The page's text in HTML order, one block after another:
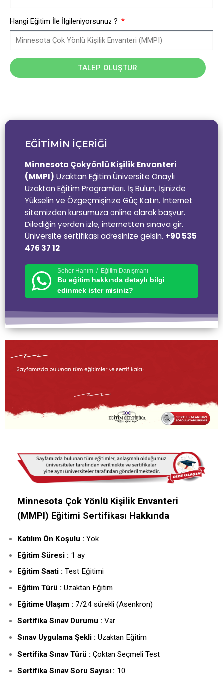
EĞİTİMİN İÇERİĞİ
Minnesota Çokyönlü Kişilik Envanteri
(MMPI) Uzaktan Eğitim Üniversite Onaylı
Uzaktan Eğitim Programları. İş Bulun, İşinizde
Yükselin ve Özgeçmişinize Güç Katın. İnternet
sitemizden kursumuza online olarak başvur.
Dilediğin yerden izle, internetten sınava gir.
Üniversite sertifikası adresinize gelsin. +90 535
476 37 12
Seher Hanım / Eğitim Danışmanı
Bu eğitim hakkında detaylı bilgi
edinmek ister misiniz?
Minnesota Çok Yönlü Kişilik Envanteri
(MMPI) Eğitimi Sertifikası Hakkında
Katılım Ön Koşulu : Yok
Eğitim Süresi : 1 ay
Eğitim Saati : Test Eğitimi
Eğitim Türü : Uzaktan Eğitim
Eğitime Ulaşım : 7/24 sürekli (Asenkron)
Sertifika Sınav Durumu : Var
Sınav Uygulama Şekli : Uzaktan Eğitim
Sertifika Sınav Türü : Çoktan Seçmeli Test
Sertifika Sınav Soru Sayısı : 10
Hangi Eğitim İle İlgileniyorsunuz ?
TALEP OLUŞTUR